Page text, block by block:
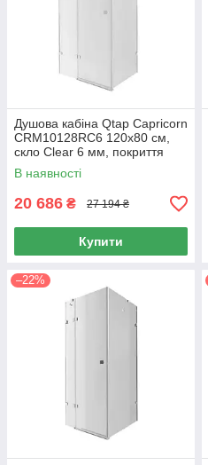
Душова кабіна Qtap Capricorn
CRM10128RC6 120x80 см,
скло Clear 6 мм, покриття
CalcLess без піддона
В наявності
20 686 ₴ 27 194 ₴
Купити
–22%